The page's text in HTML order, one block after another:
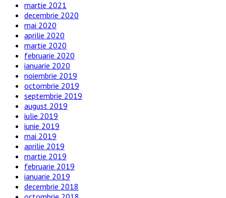
martie 2021
decembrie 2020
mai 2020
aprilie 2020
martie 2020
februarie 2020
ianuarie 2020
noiembrie 2019
octombrie 2019
septembrie 2019
august 2019
iulie 2019
iunie 2019
mai 2019
aprilie 2019
martie 2019
februarie 2019
ianuarie 2019
decembrie 2018